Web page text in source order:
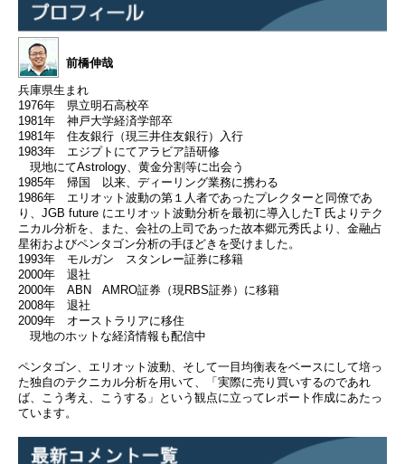
前橋伸哉
兵庫県生まれ
1976年 県立明石高校卒
1981年 神戸大学経済学部卒
1981年 住友銀行（現三井住友銀行）入行
1983年 エジプトにてアラビア語研修
現地にてAstrology、黄金分割等に出会う
1985年 帰国 以来、ディーリング業務に携わる
1986年 エリオット波動の第１人者であったプレクターと同僚であ
り、JGB future にエリオット波動分析を最初に導入したT 氏よりテク
ニカル分析を、また、会社の上司であった故本郷元秀氏より、金融占
星術およびペンタゴン分析の手ほどきを受けました。
1993年 モルガン スタンレー証券に移籍
2000年 退社
2000年 ABN AMRO証券（現RBS証券）に移籍
2008年 退社
2009年 オーストラリアに移住
現地のホットな経済情報も配信中
ペンタゴン、エリオット波動、そして一目均衡表をベースにして培っ
た独自のテクニカル分析を用いて、「実際に売り買いするのであれ
ば、こう考え、こうする」という観点に立ってレポート作成にあたっ
ています。